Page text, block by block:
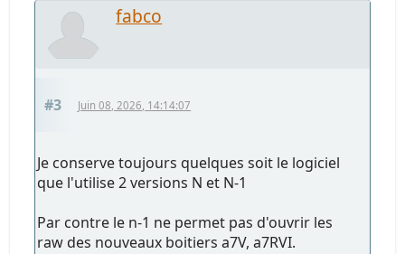
fabco
#3 Juin 08, 2026, 14:14:07
Je conserve toujours quelques soit le logiciel
que l'utilise 2 versions N et N-1
Par contre le n-1 ne permet pas d'ouvrir les
raw des nouveaux boitiers a7V, a7RVI.